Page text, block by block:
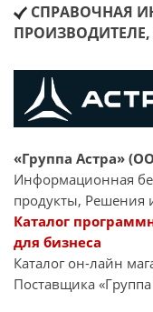
СПРАВОЧНАЯ
«Группа Астра»
Информационная
продукты, Решения
Каталог
для бизнеса
Каталог он-лайн
Поставщика